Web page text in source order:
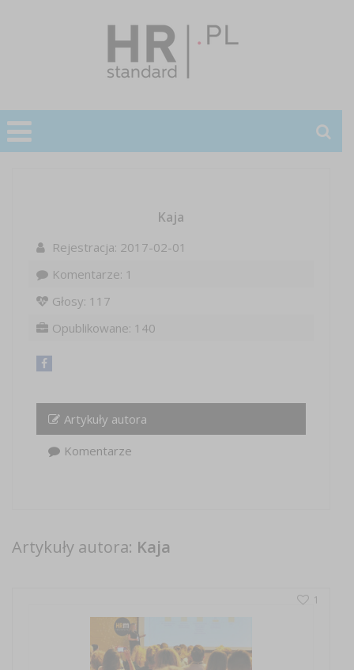
Kaja
Rejestracja: 2017-02-01
Komentarze: 1
Głosy: 117
Opublikowane: 140
Artykuły autora
Komentarze
Artykuły autora: Kaja
1